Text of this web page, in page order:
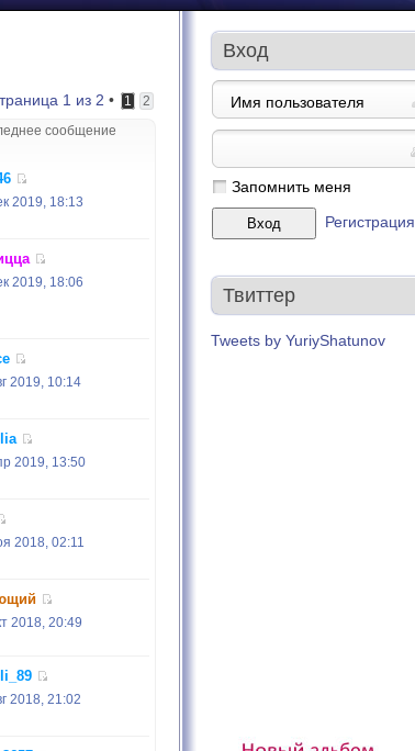
1 из 2 • 1 2
сообщение
2019, 18:13
2019, 18:06
2019, 10:14
2019, 13:50
2018, 02:11
2018, 20:49
2018, 21:02
Вход
Запомнить меня
Регистрация
Твиттер
Tweets by YuriyShatunov